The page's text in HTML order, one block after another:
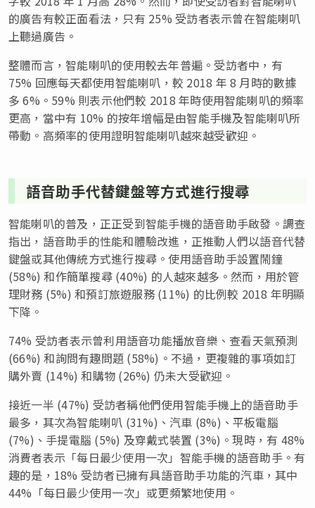
的廣告有較正面看法，只有 25% 受訪者表示曾在智能喇叭
上聽過廣告。
整體而言，智能喇叭的使用較去年普遍。受訪者中，有
75% 回應每天都使用智能喇叭，較 2018 年 8 月時的數據
多 6%。59% 則表示他們較 2018 年時使用智能喇叭的頻率
更高，當中有 10% 的按年增幅是由智能手機及智能喇叭所
帶動。高頻率的使用證明智能喇叭越來越受歡迎。
語音助手代替鍵盤等方式進行搜尋
智能喇叭的普及，正正受到智能手機的語音助手啟發。調查
指出，語音助手的性能和體驗改進，正推動人們以語音代替
鍵盤或其他傳統方式進行搜尋。使用語音助手設置鬧鐘
(58%) 和作簡單搜尋 (40%) 的人越來越多。然而，用於管
理財務 (5%) 和預訂旅遊服務 (11%) 的比例較 2018 年明顯
下降。
74% 受訪者表示曾利用語音功能播放音樂、查看天氣預測
(66%) 和詢問有趣問題 (58%)。不過，更複雜的事項如訂
購外賣 (14%) 和購物 (26%) 仍未大受歡迎。
接近一半 (47%) 受訪者稱他們使用智能手機上的語音助手
最多，其次為智能喇叭 (31%)、汽車 (8%)、平板電腦
(7%)、手提電腦 (5%) 及穿戴式裝置 (3%)。現時，有 48%
消費者表示「每日最少使用一次」智能手機的語音助手。有
趣的是，18% 受訪者已擁有具語音助手功能的汽車，其中
44%「每日最少使用一次」或更頻繁地使用。